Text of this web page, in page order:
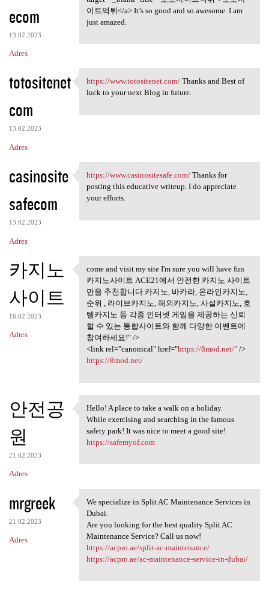
ecom
13.02.2023
Adres
이트먹튀</a> It’s so good and so awesome. I am
just amazed.
totositenet
com
13.02.2023
Adres
https://www.totositenet.com/
https://www.totositenet.com/Thanks and Best of
luck to your next Blog in future.
casinosite
safecom
13.02.2023
Adres
https://www.casinositesafe
https://www.casinositesafe.com/Thanks for
posting this educative writeup. I do appreciate
your efforts.
카지노
사이트
16.02.2023
Adres
come and visit my site I'm
come and visit my site I'm sure you will have fun
카지노사이트 ACE21에서 안전한 카지노 사이트
만을 추천합니다.카지노, 바카라, 온라인카지노,
순위 , 라이브카지노, 해외카지노, 사설카지노, 호
텔카지노 등 각종 인터넷 게임을 제공하는 신뢰
할 수 있는 통합사이트와 함께 다양한 이벤트에
참여하세요!" />
<link rel="canonical" href="https://8mod.net/"/>
https://8mod.net/
안전공
원
21.02.2023
Adres
Hello! A place to take a walk
Hello! A place to take a walk on a holiday.
While exercising and searching in the famous
safety park! It was nice to meet a good site!
https://safemyof.com
mrgreek
21.02.2023
Adres
We specialize in Split AC
We specialize in Split AC Maintenance Services in
Dubai.
Are you looking for the best quality Split AC
Maintenance Service? Call us now!
https://acpro.ae/split-ac-maintenance/
https://acpro.ae/ac-maintenance-service-in-dubai/